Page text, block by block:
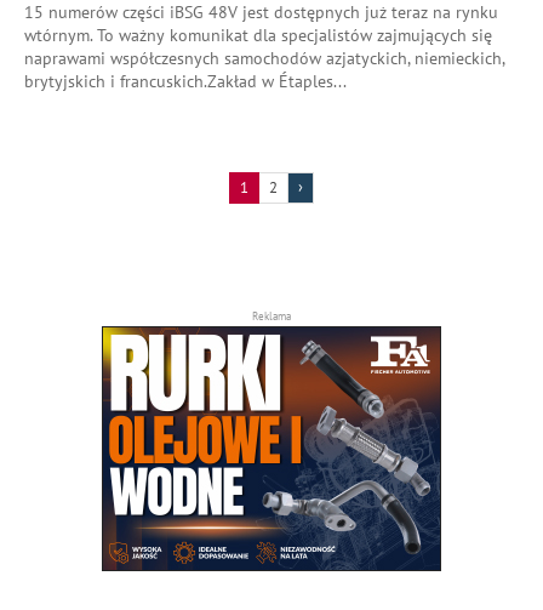
15 numerów części iBSG 48V jest dostępnych już teraz na rynku
wtórnym. To ważny komunikat dla specjalistów zajmujących się
naprawami współczesnych samochodów azjatyckich, niemieckich,
brytyjskich i francuskich.Zakład w Étaples...
1 2 ›
Reklama